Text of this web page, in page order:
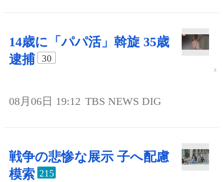
14歳に「パパ活」斡旋 35歳
逮捕
30
08月06日 19:12 TBS NEWS DIG
戦争の悲惨な展示 子へ配慮
模索 215